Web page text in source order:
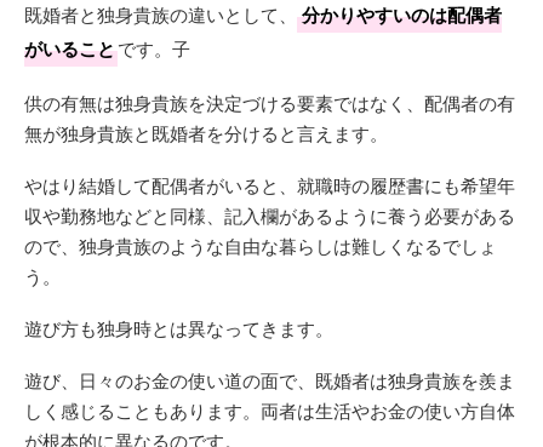
既婚者と独身貴族の違いとして、
分かりやすいのは配偶者
がいることです。子
供の有無は独身貴族を決定づける要素ではなく、配偶者の有
無が独身貴族と既婚者を分けると言えます。
やはり結婚して配偶者がいると、就職時の履歴書にも希望年
収や勤務地などと同様、記入欄があるように養う必要がある
ので、独身貴族のような自由な暮らしは難しくなるでしょ
う。
遊び方も独身時とは異なってきます。
遊び、日々のお金の使い道の面で、既婚者は独身貴族を羨ま
しく感じることもあります。両者は生活やお金の使い方自体
が根本的に異なるのです。